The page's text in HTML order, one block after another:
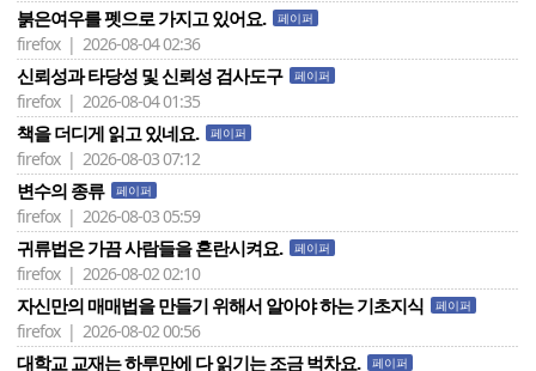
붉은여우를 펫으로 가지고 있어요. 페이퍼
firefox | 2026-08-04 02:36
신뢰성과 타당성 및 신뢰성 검사도구 페이퍼
firefox | 2026-08-04 01:35
책을 더디게 읽고 있네요. 페이퍼
firefox | 2026-08-03 07:12
변수의 종류 페이퍼
firefox | 2026-08-03 05:59
귀류법은 가끔 사람들을 혼란시켜요. 페이퍼
firefox | 2026-08-02 02:10
자신만의 매매법을 만들기 위해서 알아야 하는 기초지식 페이퍼
firefox | 2026-08-02 00:56
대학교 교재는 하루만에 다 읽기는 조금 벅차요. 페이퍼